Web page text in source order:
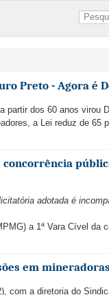
Preto - Agora é
partir dos 60 anos virou
a Lei reduz de 65
adotada é
a 1ª Vara Cível da
em
com a diretoria do